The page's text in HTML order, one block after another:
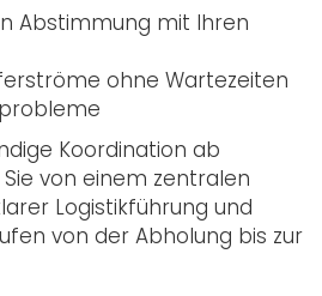
Abstimmung mit Ihren
ohne Wartezeiten
Koordination ab
von einem zentralen
Logistikführung und
von der Abholung bis zur